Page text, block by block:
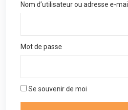
Nom d’utilisateur ou adresse e-mail
Mot de passe
Se souvenir de moi